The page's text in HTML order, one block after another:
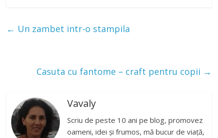
← Un zambet intr-o stampila
Casuta cu fantome – craft pentru copii →
Vavaly
Scriu de peste 10 ani pe blog, promovez
oameni, idei și frumos, mă bucur de viață,